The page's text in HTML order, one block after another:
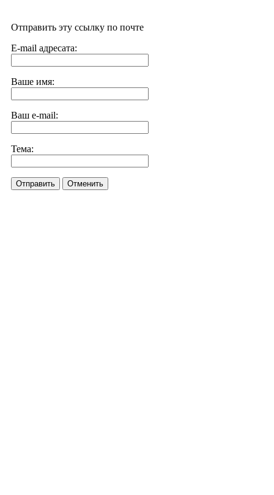
Отправить эту ссылку по почте
E-mail адресата:
Ваше имя:
Ваш e-mail:
Тема:
Отправить Отменить